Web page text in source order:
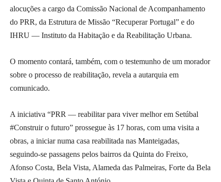
alocuções a cargo da Comissão Nacional de Acompanhamento
do PRR, da Estrutura de Missão “Recuperar Portugal” e do
IHRU — Instituto da Habitação e da Reabilitação Urbana.
O momento contará, também, com o testemunho de um morador
sobre o processo de reabilitação, revela a autarquia em
comunicado.
A iniciativa “PRR — reabilitar para viver melhor em Setúbal
#Construir o futuro” prossegue às 17 horas, com uma visita a
obras, a iniciar numa casa reabilitada nas Manteigadas,
seguindo-se passagens pelos bairros da Quinta do Freixo,
Afonso Costa, Bela Vista, Alameda das Palmeiras, Forte da Bela